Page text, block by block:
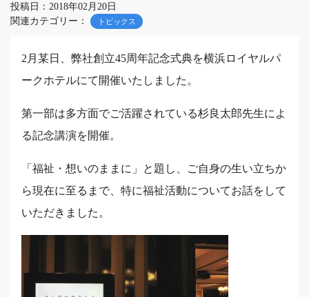
投稿日：2018年02月20日
関連カテゴリー：
トピックス
2月某日、弊社創立45周年記念式典を横浜ロイヤルパ
ークホテルにて開催いたしました。
第一部は多方面でご活躍されている杉良太郎先生によ
る記念講演を開催。
「福祉・想いのままに」と題し、ご自身の生い立ちか
ら現在に至るまで、特に福祉活動についてお話をして
いただきました。